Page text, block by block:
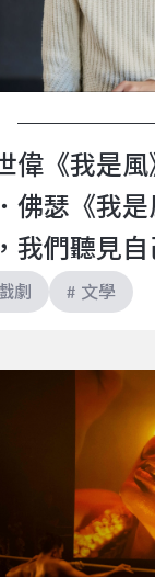
偉《我是風
佛瑟《我
我們聽見自
劇 # 文學
》的深海廢墟：